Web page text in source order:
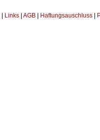
Links AGB Haftungsauschluss